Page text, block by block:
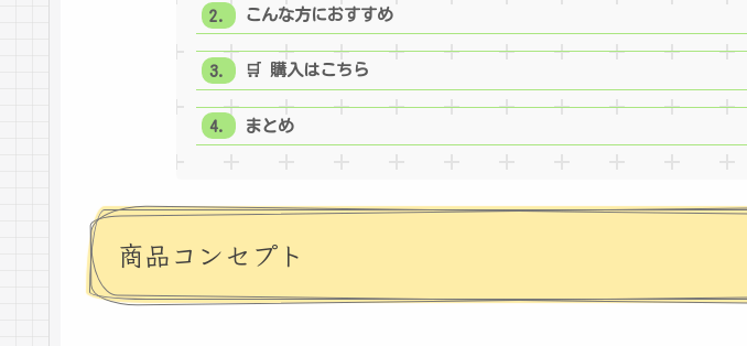
こんな方におすすめ
🛒 購入はこちら
まとめ
商品コンセプト